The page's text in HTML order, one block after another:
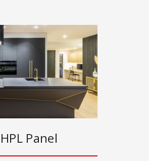
Panel